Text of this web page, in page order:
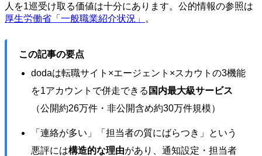
人を1巡受け取る価値は十分にあります。公的情報の参照は
厚生労働省「一般職業紹介状況」
。
この記事の要点
dodaは転職サイト×エージェント×スカウトの3機能
を1アカウントで併走できる 国内最大級サービス
（公開約26万件・非公開含め約30万件規模）
「連絡が多い」「担当者の質にばらつき」という
悪評には構造的な理由があり、通知設定・担当者